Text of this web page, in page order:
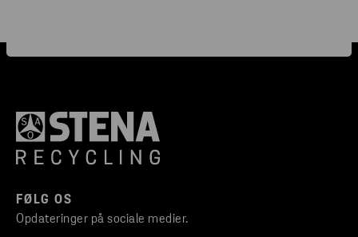
FØLG OS
Opdateringer på sociale medier.